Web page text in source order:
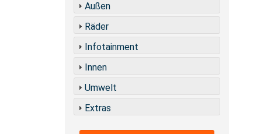
Außen
Räder
Infotainment
Innen
Umwelt
Extras